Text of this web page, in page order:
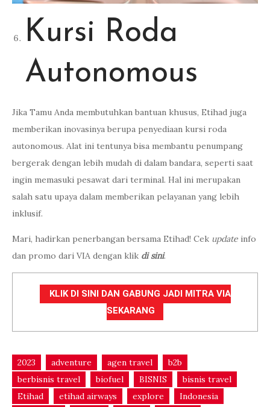
Kursi Roda
Autonomous
Jika Tamu Anda membutuhkan bantuan khusus, Etihad juga
memberikan inovasinya berupa penyediaan kursi roda
autonomous. Alat ini tentunya bisa membantu penumpang
bergerak dengan lebih mudah di dalam bandara, seperti saat
ingin memasuki pesawat dari terminal. Hal ini merupakan
salah satu upaya dalam memberikan pelayanan yang lebih
inklusif.
Mari, hadirkan penerbangan bersama Etihad! Cek update info
dan promo dari VIA dengan klik di sini.
KLIK DI SINI DAN GABUNG JADI MITRA VIA
SEKARANG
2023 adventure agen travel
b2b
berbisnis travel
biofuel BISNIS
bisnis travel
Etihad
etihad airways explore
Indonesia